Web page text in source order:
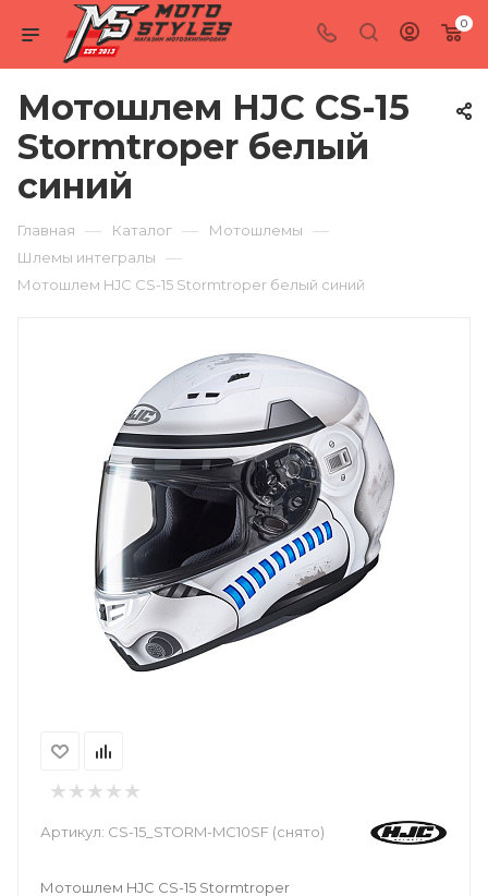
0
Мотошлем HJC CS-15
Stormtroper белый
синий
Главная — Каталог — Мотошлемы —
Шлемы интегралы —
Мотошлем HJC CS-15 Stormtroper белый синий
Артикул: CS-15_STORM-MC10SF (снято)
Мотошлем HJC CS-15 Stormtroper